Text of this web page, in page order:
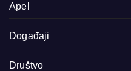
Apel
Događaji
Društvo